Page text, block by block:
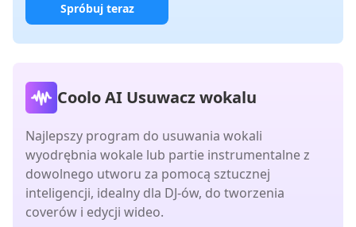
Spróbuj teraz
Coolo AI Usuwacz wokalu
Najlepszy program do usuwania wokali
wyodrębnia wokale lub partie instrumentalne z
dowolnego utworu za pomocą sztucznej
inteligencji, idealny dla DJ-ów, do tworzenia
coverów i edycji wideo.